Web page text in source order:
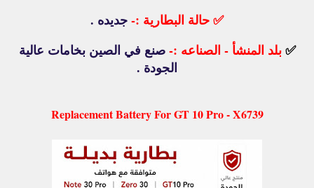
✅حالة البطارية :-جديده .
✅بلد المنشأ - الصناعه :-صنع في الصين بخامات عالية
الجودة .
Replacement Battery For GT 10 Pro - X6739